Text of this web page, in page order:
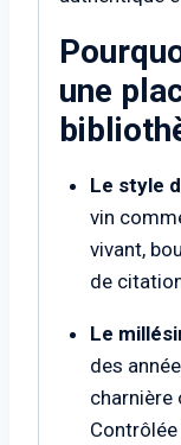
une
Le style
vin
vivant,
de
Le
des
charnière